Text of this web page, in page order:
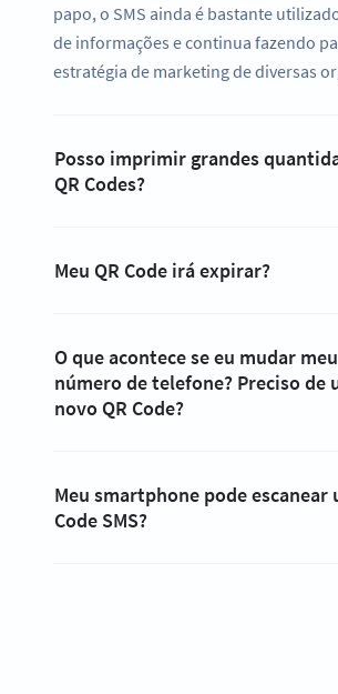
papo, o SMS ainda é bastante
de informações e continua fazendo
estratégia de marketing de diversas
Posso imprimir grandes
QR Codes?
Meu QR Code irá expirar?
O que acontece se eu mudar meu
número de telefone? Preciso de
novo QR Code?
Meu smartphone pode escanear
Code SMS?